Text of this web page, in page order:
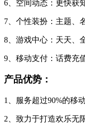
6、空间动态：更快获
7、个性装扮：主题、
8、游戏中心：天天、
9、移动支付：话费充
产品优势：
1、服务超过90%的移
2、致力于打造欢乐无